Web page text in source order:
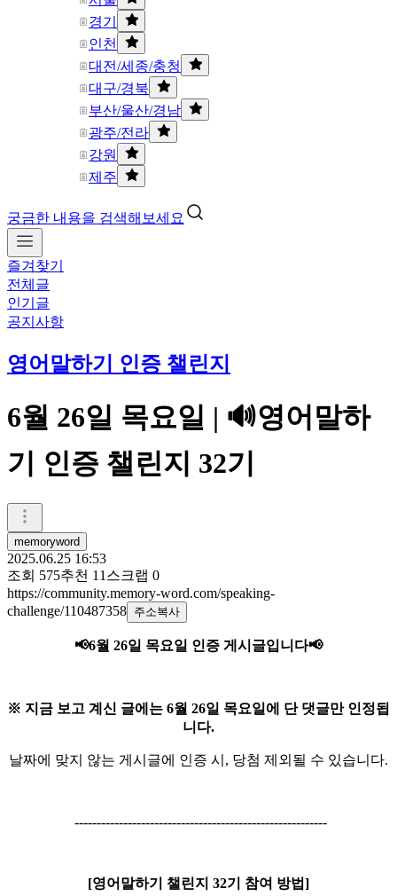
경기
인천
대전/세종/충청
대구/경북
부산/울산/경남
광주/전라
강원
제주
궁금한 내용을 검색해보세요
즐겨찾기
전체글
인기글
공지사항
영어말하기 인증 챌린지
6월 26일 목요일 | 🔊영어말하
기 인증 챌린지 32기
memoryword
2025.06.25 16:53
조회 575추천 11 스크랩 0
https://community.memory-word.com/speaking-
challenge/110487358 주소복사
📢6월 26일 목요일 인증 게시글입니다📢
※ 지금 보고 계신 글에는 6월 26일 목요일에 단 댓글만 인정됩
니다.
날짜에 맞지 않는 게시글에 인증 시, 당첨 제외될 수 있습니다.
---------------------------------------------------------
[영어말하기 챌린지 32기 참여 방법]